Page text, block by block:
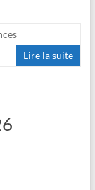
Lire la suite